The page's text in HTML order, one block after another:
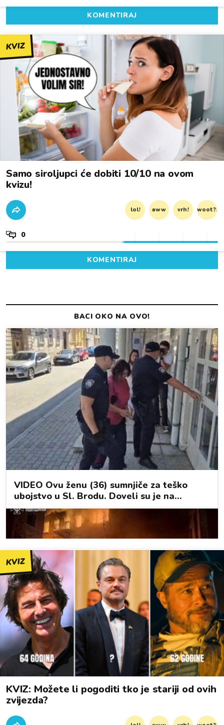
KOMENTIRAJ
KVIZ
Samo siroljupci će dobiti 10/10 na ovom
kvizu!
lol! aww vrh! woot?!
0
KOMENTIRAJ
KVIZ
KVIZ: Možete li pogoditi tko je stariji od ovih
zvijezda?